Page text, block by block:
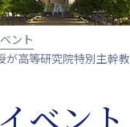
ント
が高等研究院特別主幹
イベント